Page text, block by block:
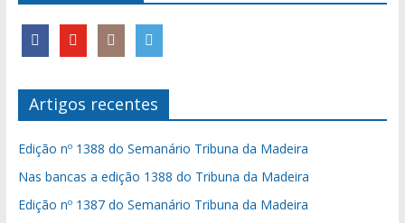
Artigos recentes
Edição nº 1388 do Semanário Tribuna da Madeira
Nas bancas a edição 1388 do Tribuna da Madeira
Edição nº 1387 do Semanário Tribuna da Madeira